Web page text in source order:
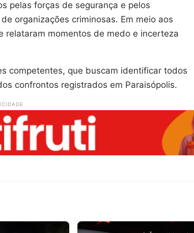
pelas forças de segurança e pelos
organizações criminosas. Em meio aos
relataram momentos de medo e incerteza
competentes, que buscam identificar todos
confrontos registrados em Paraisópolis.